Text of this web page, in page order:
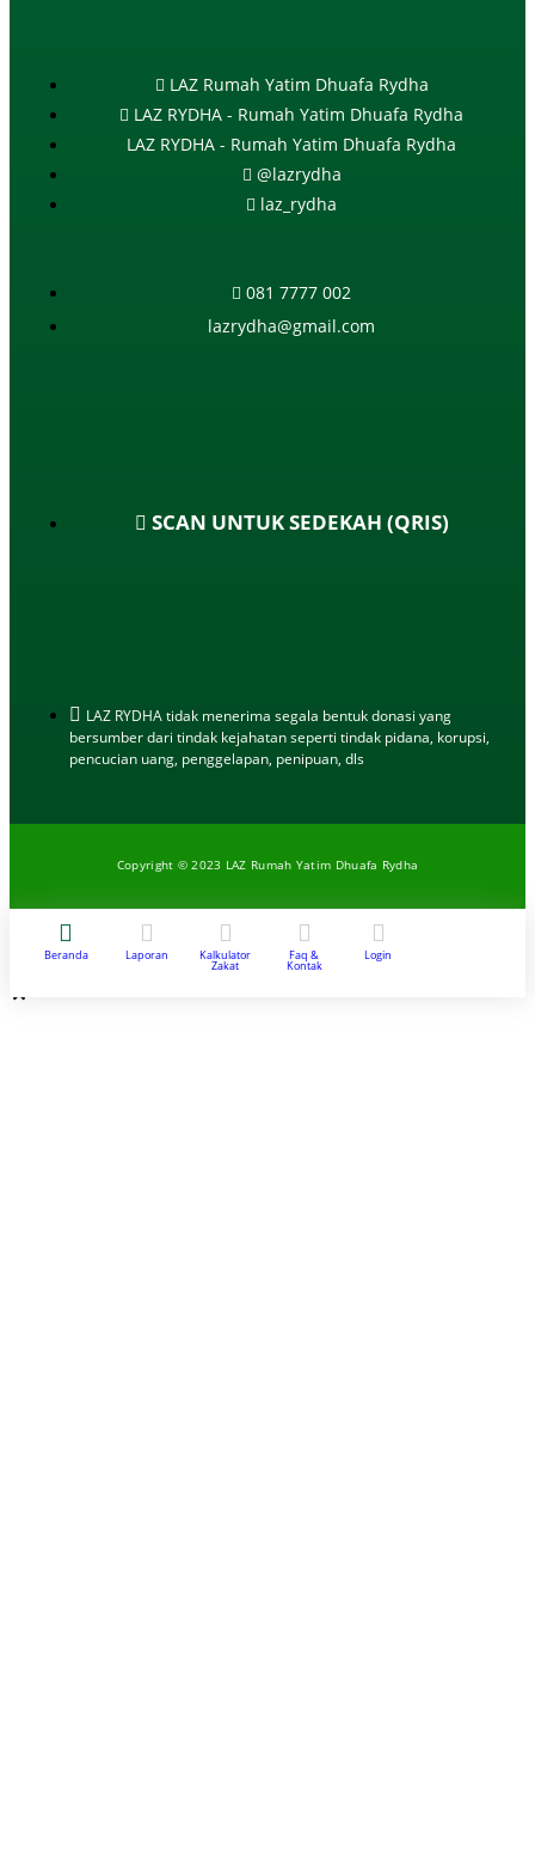
LAZ Rumah Yatim Dhuafa Rydha
LAZ RYDHA - Rumah Yatim Dhuafa Rydha
LAZ RYDHA - Rumah Yatim Dhuafa Rydha
@lazrydha
laz_rydha
081 7777 002
lazrydha@gmail.com
SCAN UNTUK SEDEKAH (QRIS)
LAZ RYDHA tidak menerima segala bentuk donasi yang
bersumber dari tindak kejahatan seperti tindak pidana, korupsi,
pencucian uang, penggelapan, penipuan, dls
Copyright © 2023 LAZ Rumah Yatim Dhuafa Rydha
Beranda Laporan Kalkulator
Zakat
Faq &
Kontak
Login